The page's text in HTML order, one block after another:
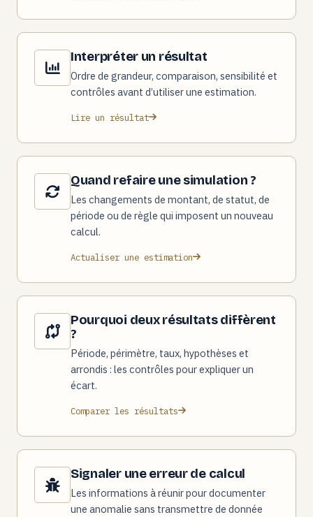
Interpréter un résultat
Ordre de grandeur, comparaison, sensibilité et
contrôles avant d’utiliser une estimation.
Lire un résultat
Quand refaire une simulation ?
Les changements de montant, de statut, de
période ou de règle qui imposent un nouveau
calcul.
Actualiser une estimation
Pourquoi deux résultats diffèrent
?
Période, périmètre, taux, hypothèses et
arrondis : les contrôles pour expliquer un
écart.
Comparer les résultats
Signaler une erreur de calcul
Les informations à réunir pour documenter
une anomalie sans transmettre de donnée